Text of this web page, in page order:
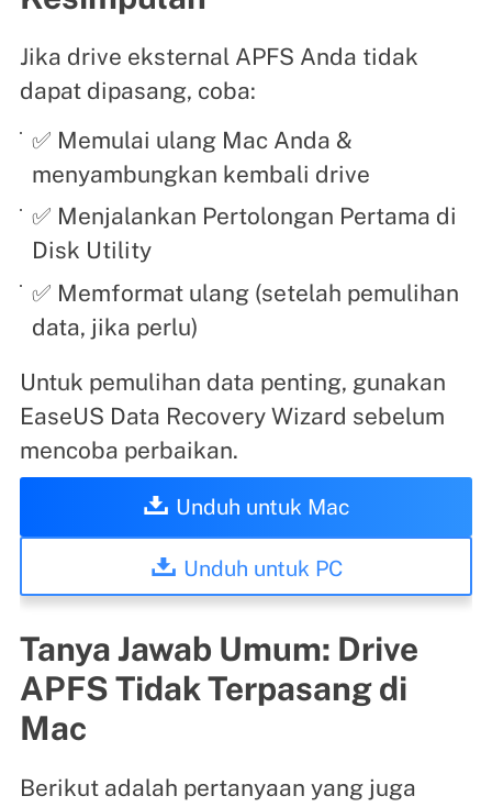
Jika drive eksternal APFS Anda tidak
dapat dipasang, coba:
✅ Memulai ulang Mac Anda &
menyambungkan kembali drive
✅ Menjalankan Pertolongan Pertama di
Disk Utility
✅ Memformat ulang (setelah pemulihan
data, jika perlu)
Untuk pemulihan data penting, gunakan
EaseUS Data Recovery Wizard sebelum
mencoba perbaikan.
Unduh untuk Mac
Unduh untuk PC
Tanya Jawab Umum: Drive
APFS Tidak Terpasang di
Mac
Berikut adalah pertanyaan yang juga